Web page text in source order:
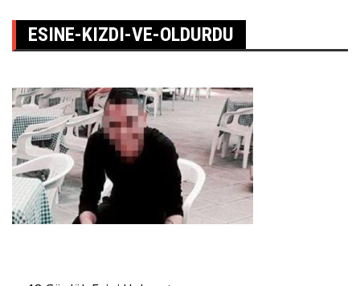
ESINE-KIZDI-VE-OLDURDU